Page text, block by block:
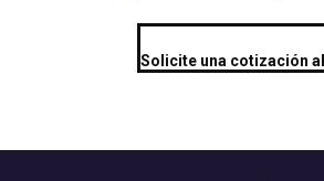
Solicite una cotización